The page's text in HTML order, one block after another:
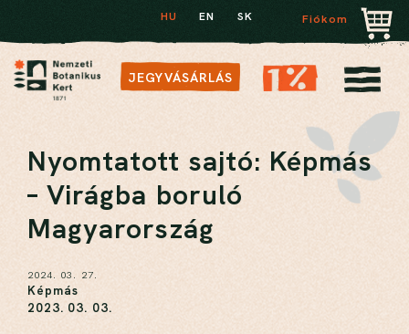
HU EN SK Fiókom
JEGYVÁSÁRLÁS
Nyomtatott sajtó: Képmás
– Virágba boruló
Magyarország
2024. 03. 27.
Képmás
2023. 03. 03.